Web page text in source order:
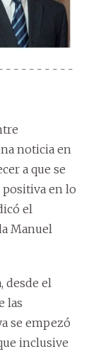
- - - - - - - - -
noticia en
a que se
positiva en lo
el
Manuel
desde el
las
se empezó
inclusive